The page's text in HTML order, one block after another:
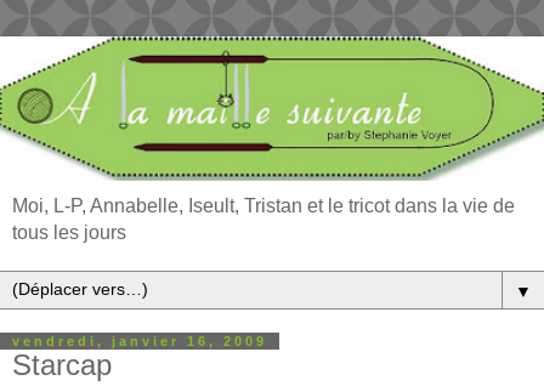
Moi, L-P, Annabelle, Iseult, Tristan et le tricot dans la vie de
tous les jours
▼
vendredi, janvier 16, 2009
Starcap